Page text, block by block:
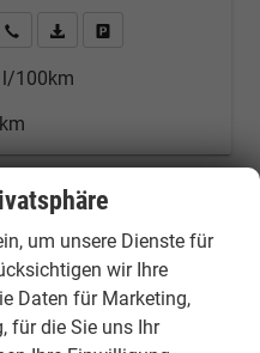
Kontakt & Angebot anfordern
PDF-Datei, Fahrzeugexposé
l/100km
um unsere Dienste für
wir Ihre
Daten für Marketing,
für die Sie uns Ihr